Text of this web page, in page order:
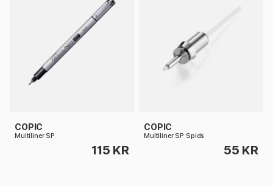
COPIC
Multiliner SP
115 KR
COPIC
Multiliner SP Spids
55 KR